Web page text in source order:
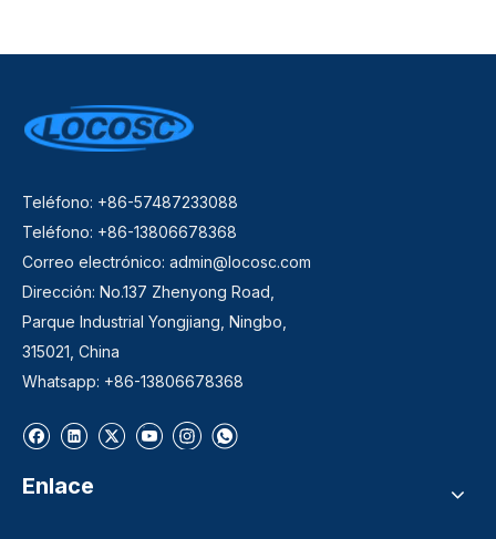
Teléfono: +86-57487233088
Teléfono: +86-13806678368
Correo electrónico: admin@locosc.com
Dirección: No.137 Zhenyong Road,
Parque Industrial Yongjiang, Ningbo,
315021, China
Whatsapp: +86-13806678368
Enlace